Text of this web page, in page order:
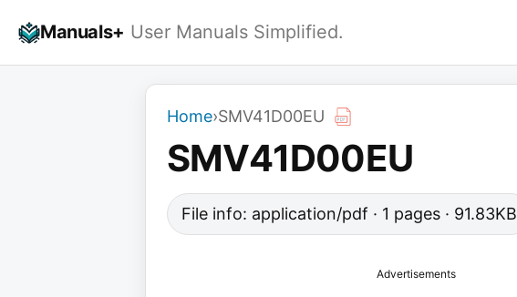
Manuals+ User Manuals Simplified.
Home›SMV41D00EU
SMV41D00EU
File info: application/pdf · 1 pages · 91.83KB
Advertisements